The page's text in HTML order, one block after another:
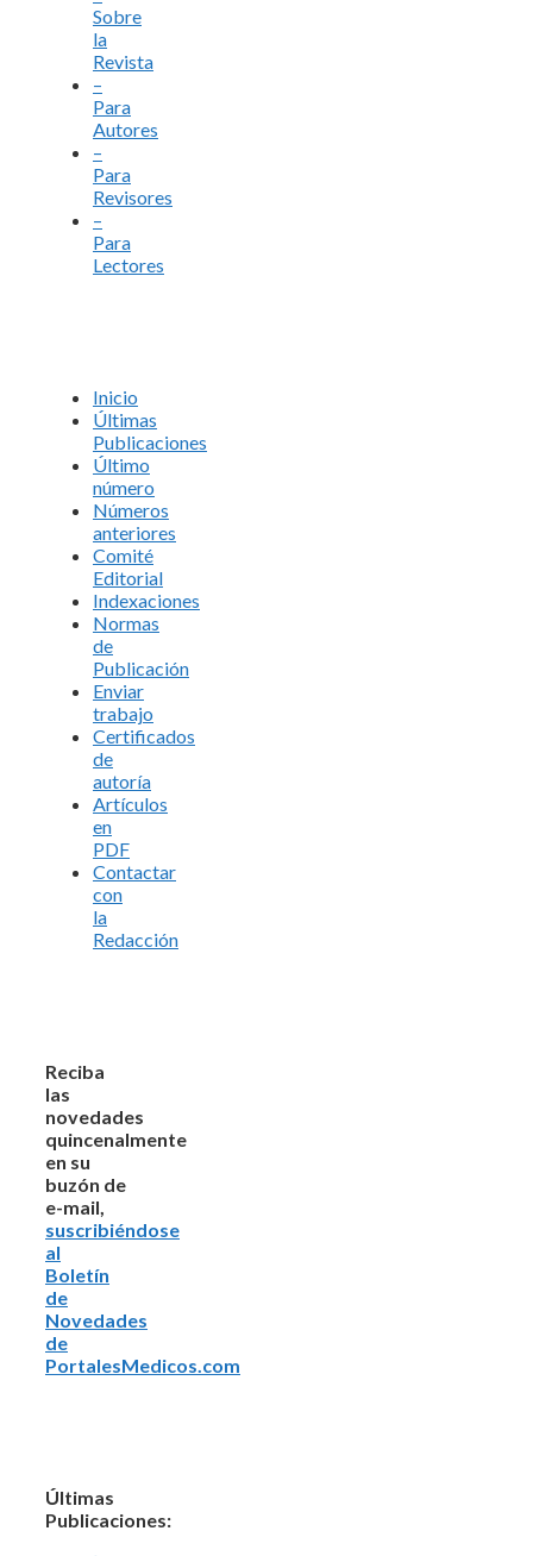
Sobre
la
Revista
–
Para
Autores
–
Para
Revisores
–
Para
Lectores
Inicio
Últimas
Publicaciones
Último
número
Números
anteriores
Comité
Editorial
Indexaciones
Normas
de
Publicación
Enviar
trabajo
Certificados
de
autoría
Artículos
en
PDF
Contactar
con
la
Redacción
Reciba
las
novedades
quincenalmente
en su
buzón de
e-mail,
suscribiéndose
al
Boletín
de
Novedades
de
PortalesMedicos.com
Últimas
Publicaciones: